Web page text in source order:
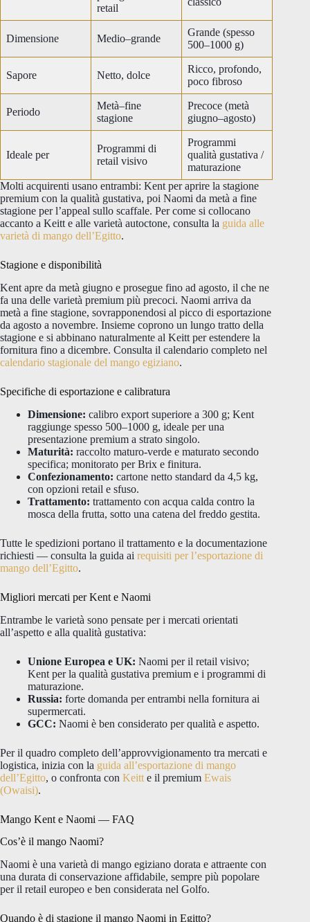
retail
Dimensione Medio–grande
Grande (spesso
500–1000 g)
Sapore Netto, dolce
Ricco, profondo,
poco fibroso
Periodo
Metà–fine
stagione
Precoce (metà
giugno–agosto)
Ideale per
Programmi di
retail visivo
Programmi
qualità gustativa /
maturazione
Molti acquirenti usano entrambi: Kent per aprire la stagione
premium con la qualità gustativa, poi Naomi da metà a fine
stagione per l’appeal sullo scaffale. Per come si collocano
accanto a Keitt e alle varietà autoctone, consulta la guida alle
varietà di mango dell’Egitto.
Stagione e disponibilità
Kent apre da metà giugno e prosegue fino ad agosto, il che ne
fa una delle varietà premium più precoci. Naomi arriva da
metà a fine stagione, sovrapponendosi al picco di esportazione
da agosto a novembre. Insieme coprono un lungo tratto della
stagione e si abbinano naturalmente al Keitt per estendere la
fornitura fino a dicembre. Consulta il calendario completo nel
calendario stagionale del mango egiziano.
Specifiche di esportazione e calibratura
Dimensione: calibro export superiore a 300 g; Kent
raggiunge spesso 500–1000 g, ideale per una
presentazione premium a strato singolo.
Maturità: raccolto maturo-verde e maturato secondo
specifica; monitorato per Brix e finitura.
Confezionamento: cartone netto standard da 4,5 kg,
con opzioni retail e sfuso.
Trattamento: trattamento con acqua calda contro la
mosca della frutta, sotto una catena del freddo gestita.
Tutte le spedizioni portano il trattamento e la documentazione
richiesti — consulta la guida ai requisiti per l’esportazione di
mango dell’Egitto.
Migliori mercati per Kent e Naomi
Entrambe le varietà sono pensate per i mercati orientati
all’aspetto e alla qualità gustativa:
Unione Europea e UK: Naomi per il retail visivo;
Kent per la qualità gustativa premium e i programmi di
maturazione.
Russia: forte domanda per entrambi nella fornitura ai
supermercati.
GCC: Naomi è ben considerato per qualità e aspetto.
Per il quadro completo dell’approvvigionamento tra mercati e
logistica, inizia con la guida all’esportazione di mango
dell’Egitto, o confronta con Keitt e il premium Ewais
(Owaisi).
Mango Kent e Naomi — FAQ
Cos’è il mango Naomi?
Naomi è una varietà di mango egiziano dorata e attraente con
una durata di conservazione affidabile, sempre più popolare
per il retail europeo e ben considerata nel Golfo.
Quando è di stagione il mango Naomi in Egitto?